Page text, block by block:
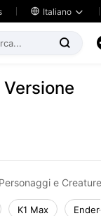
 Italiano 

Personaggi e Creature
K1 Max